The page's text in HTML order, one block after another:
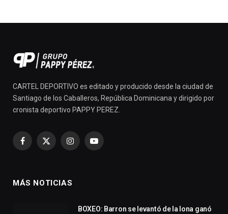
CARTEL DEPORTIVO es editado y producido desde la ciudad de
Santiago de los Caballeros, República Dominicana y dirigido por
cronista deportivo PAPPY PEREZ.
Facebook
X
InstagramYouTube
MÁS NOTICIAS
BOXEO: Barron se levantó de la lona ganó